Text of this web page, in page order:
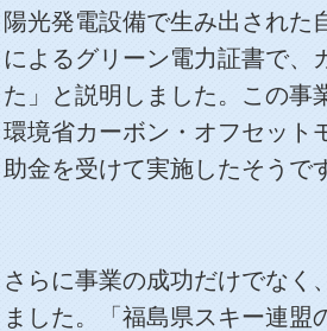
陽光発電設備で生み出された
によるグリーン電力証書で、
た」と説明しました。この事
環境省カーボン・オフセット
助金を受けて実施したそうで
さらに事業の成功だけでなく
ました。「福島県スキー連盟